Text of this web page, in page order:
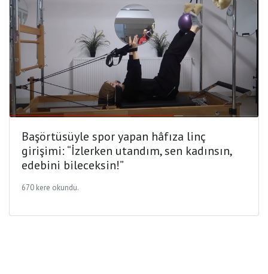
Başörtüsüyle spor yapan hâfıza linç
girişimi: “İzlerken utandım, sen kadınsın,
edebini bileceksin!”
670 kere okundu.